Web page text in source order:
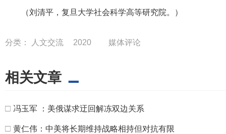
（刘清平，复旦大学社会科学高等研究院。）
分类： 人文交流 2020 媒体评论
相关文章
□ 冯玉军 ：美俄谋求迂回解冻双边关系
□ 黄仁伟：中美将长期维持战略相持但对抗有限